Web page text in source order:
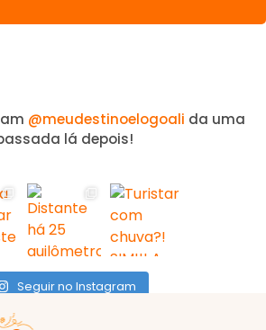
@meudestinoelogoali da uma
lá depois!
Seguir no Instagram